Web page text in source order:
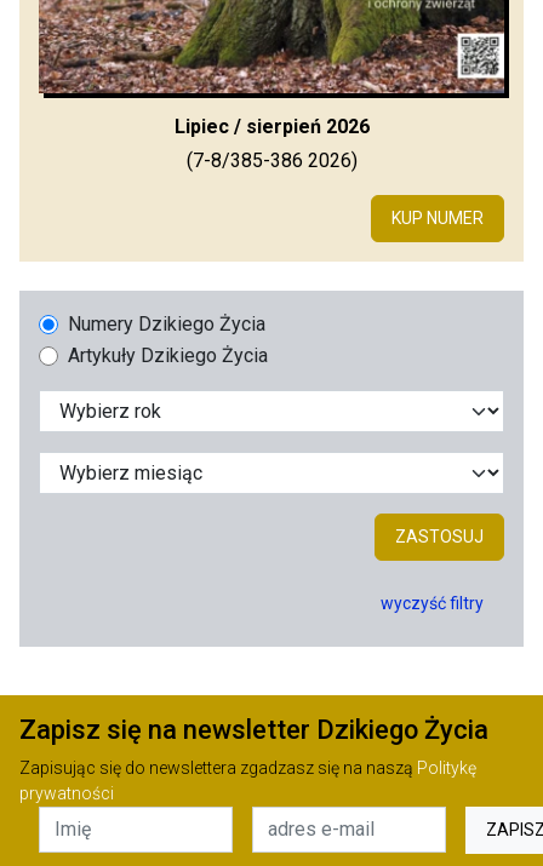
Lipiec / sierpień 2026
(7-8/385-386 2026)
KUP NUMER
Numery Dzikiego Życia
Artykuły Dzikiego Życia
ZASTOSUJ
wyczyść filtry
Zapisz się na newsletter Dzikiego Życia
Zapisując się do newslettera zgadzasz się na naszą Politykę
prywatności